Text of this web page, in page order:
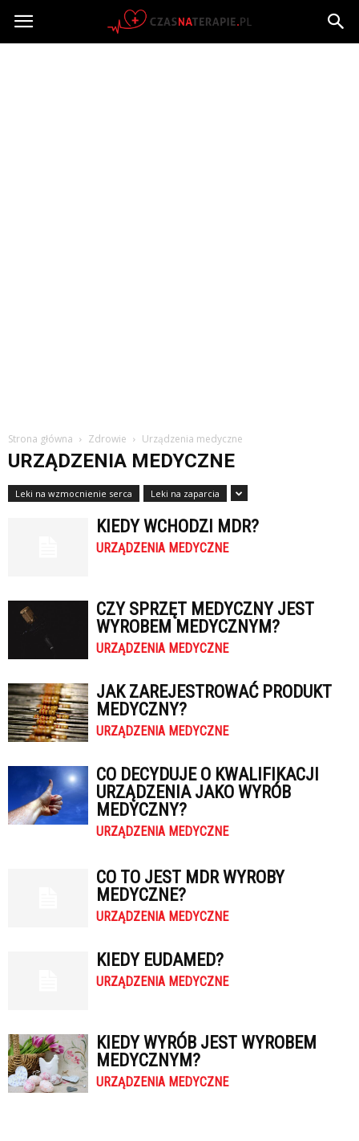
Czasnaterapie.pl
Strona główna Zdrowie Urządzenia medyczne
URZĄDZENIA MEDYCZNE
Leki na wzmocnienie serca Leki na zaparcia
KIEDY WCHODZI MDR?
URZĄDZENIA MEDYCZNE
CZY SPRZĘT MEDYCZNY JEST
WYROBEM MEDYCZNYM?
URZĄDZENIA MEDYCZNE
JAK ZAREJESTROWAĆ PRODUKT
MEDYCZNY?
URZĄDZENIA MEDYCZNE
CO DECYDUJE O KWALIFIKACJI
URZĄDZENIA JAKO WYRÓB
MEDYCZNY?
URZĄDZENIA MEDYCZNE
CO TO JEST MDR WYROBY
MEDYCZNE?
URZĄDZENIA MEDYCZNE
KIEDY EUDAMED?
URZĄDZENIA MEDYCZNE
KIEDY WYRÓB JEST WYROBEM
MEDYCZNYM?
URZĄDZENIA MEDYCZNE